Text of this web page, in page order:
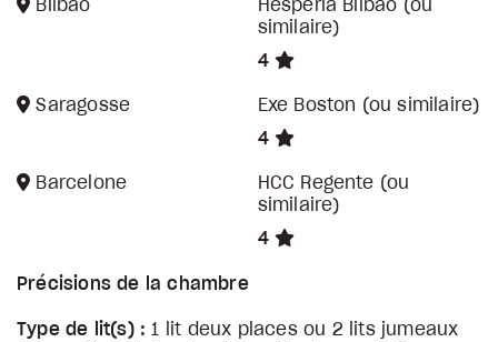
Bilbao
Hesperia Bilbao (ou
similaire)
4
Saragosse
Exe Boston (ou similaire)
4
Barcelone
HCC Regente (ou
similaire)
4
Précisions de la chambre
Type de lit(s) :1 lit deux places ou 2 lits jumeaux